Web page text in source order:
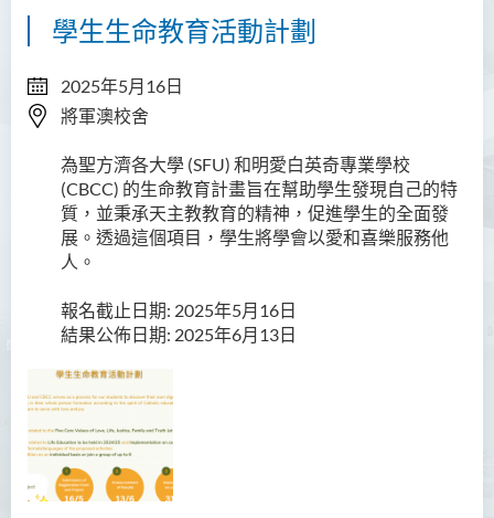
學生生命教育活動計劃
2025年5月16日
將軍澳校舍
為聖方濟各大學 (SFU) 和明愛白英奇專業學校
(CBCC) 的生命教育計畫旨在幫助學生發現自己的特
質，並秉承天主教教育的精神，促進學生的全面發
展。透過這個項目，學生將學會以愛和喜樂服務他
人。
報名截止日期: 2025年5月16日
結果公佈日期: 2025年6月13日
關於我們
獎學金
助學金及經濟援助
學生活動